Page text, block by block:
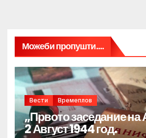
Можеби пропушти....
Вести Времеплов
„Првото заседание
2 Август 1944 год.